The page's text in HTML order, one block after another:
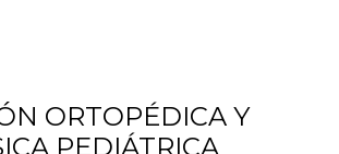
ORTOPÉDICA Y
PEDIÁTRICA